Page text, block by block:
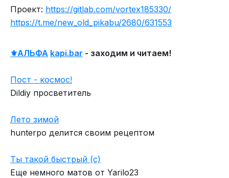
Проект: https://gitlab.com/vortex185330/
https://t.me/new_old_pikabu/2680/631553
⚜️АЛЬФА kapi.bar - заходим и читаем!
Пост - космос!
Dildiy просветитель
Лето зимой
hunterpo делится своим рецептом
Ты такой быстрый (с)
Еще немного матов от Yarilo23